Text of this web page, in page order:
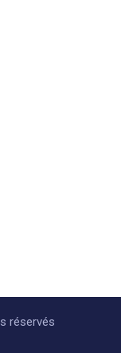
réservés